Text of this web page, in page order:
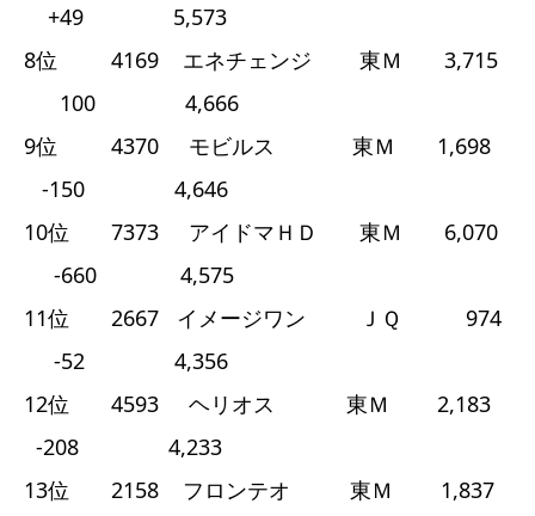
+49 5,573
8位 4169 エネチェンジ 東Ｍ 3,715
100 4,666
9位 4370 モビルス 東Ｍ 1,698
-150 4,646
10位 7373 アイドマＨＤ 東Ｍ 6,070
-660 4,575
11位 2667 イメージワン ＪＱ 974
-52 4,356
12位 4593 ヘリオス 東Ｍ 2,183
-208 4,233
13位 2158 フロンテオ 東Ｍ 1,837